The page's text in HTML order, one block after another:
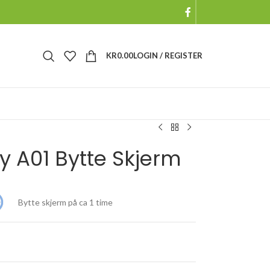
KR0.00LOGIN / REGISTER
A01 Bytte Skjerm
Bytte skjerm på ca 1 time